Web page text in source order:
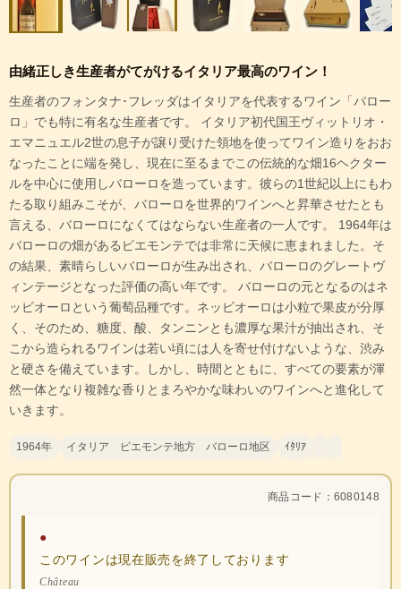
由緒正しき生産者がてがけるイタリア最高のワイン！
生産者のフォンタナ･フレッダはイタリアを代表するワイン「バロー
ロ」でも特に有名な生産者です。 イタリア初代国王ヴィットリオ・
エマニュエル2世の息子が譲り受けた領地を使ってワイン造りをおお
なったことに端を発し、現在に至るまでこの伝統的な畑16ヘクター
ルを中心に使用しバローロを造っています。彼らの1世紀以上にもわ
たる取り組みこそが、バローロを世界的ワインへと昇華させたとも
言える、バローロになくてはならない生産者の一人です。 1964年は
バローロの畑があるピエモンテでは非常に天候に恵まれました。そ
の結果、素晴らしいバローロが生み出され、バローロのグレートヴ
ィンテージとなった評価の高い年です。 バローロの元となるのはネ
ッビオーロという葡萄品種です。ネッビオーロは小粒で果皮が分厚
く、そのため、糖度、酸、タンニンとも濃厚な果汁が抽出され、そ
こから造られるワインは若い頃には人を寄せ付けないような、渋み
と硬さを備えています。しかし、時間とともに、すべての要素が渾
然一体となり複雑な香りとまろやかな味わいのワインへと進化して
いきます。
1964年 イタリア ピエモンテ地方 バローロ地区 ｲﾀﾘｱ
商品コード：6080148
●
このワインは現在販売を終了しております
Château